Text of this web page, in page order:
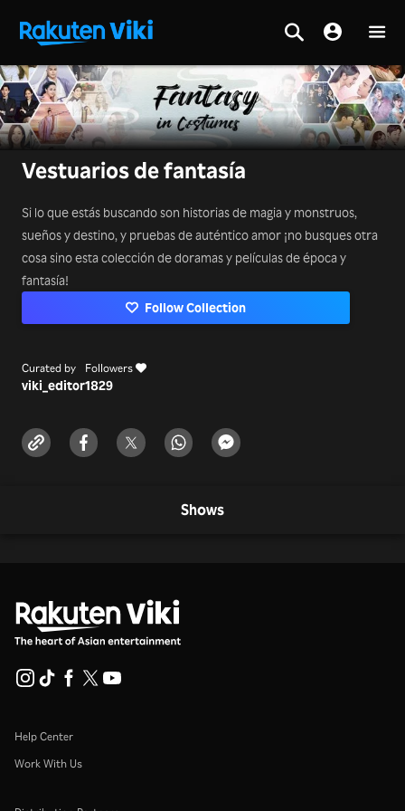
Vestuarios de fantasía
Si lo que estás buscando son historias de magia y monstruos,
sueños y destino, y pruebas de auténtico amor ¡no busques otra
cosa sino esta colección de doramas y películas de época y
fantasía!
Follow Collection
Curated by
viki_editor
Followers
1829
Shows
Help Center
Work With Us